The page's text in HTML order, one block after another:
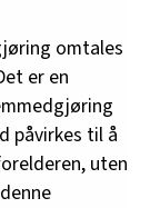
omtales
er en
påvirkes til å
uten